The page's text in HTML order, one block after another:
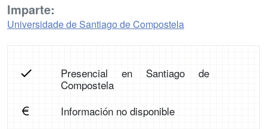
Imparte:
Universidade de Santiago de Compostela
Presencial en Santiago de
Compostela
Información no disponible